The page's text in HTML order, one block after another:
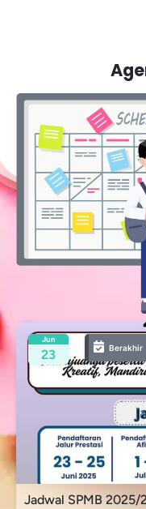
Jadwal SPMB 2025/
Jun
23 Berakhir